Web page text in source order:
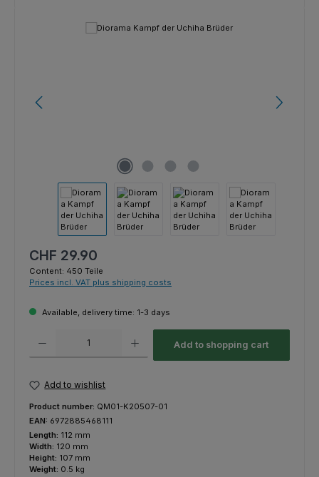
Skip image gallery
Regular price:
CHF 29.90
Content: 450 Teile
Prices incl. VAT plus shipping costs
Available, delivery time: 1-3 days
Add to shopping cart
Add to wishlist
Product number: QM01-K20507-01
EAN: 6972885468111
Length: 112 mm
Width: 120 mm
Height: 107 mm
Weight: 0.5 kg